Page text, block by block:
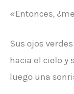
«Entonces,
Sus ojos
hacia el cielo y
luego una